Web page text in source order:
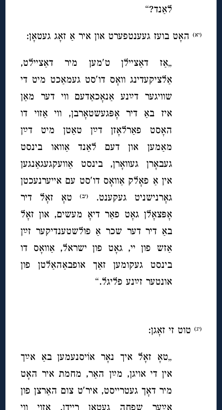
לאַנד?“
(יא) האָט בועז געענטפערט און איר אַ זאָג געטאָן:
„אַז דאַציילן ט′מען מיר דאַציילט,
אַלציקעדינג וואָס דו′סט געמאַכט מיט די
שוויגער דײַנע אַנאָכאַדעם ווי דער מאַן
איז באַ דיר אָפּגעשטאָרבן, ווי אַזוי דו
האָסט פאַרלאָזן דײַן טאַטן מיט דײַן
מאַמען און דעם לאַנד אַוואו בינסט
געבאָרן געוואָרן, בינסט אַוועקגעגאַנגען
אין אַ פאָלק אַוואָס דו′סט עם אייערנעכטן
גאָרנישניט געקענט.(יב)
טאָ זאָל דיר
אָפּצאָלן גאָט פאַר דיאָ מעשים, און זאָל
באַ דיר דער שכר אַ פולשטענדיקער זײַן
אַזש פון יי, גאָט פון ישראל, אַוואָס דו
בינסט געקומען זאַך אופבאַהאַלטן פון
אונטער זײַנע פליגל.“
(יג) טוט זי זאָגן:
„טאָ זאָל איך נאָר אוֹיסנעמען באַ אײַך
אין די אויגן, מײַן האַר, מחמת איר האָט
מיר דאָך געטרייסט, איר′ט צום האַרצן פון
אײַער שפחה געטאָן ריידן, אַזוי ווי